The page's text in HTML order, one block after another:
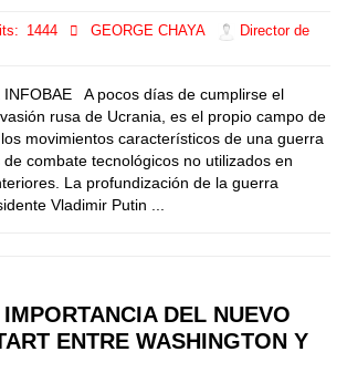
1444 GEORGE CHAYA
Director de
INFOBAE A pocos días de cumplirse el
rusa de Ucrania, es el propio campo de
movimientos característicos de una guerra
combate tecnológicos no utilizados en
La profundización de la guerra
Vladimir Putin ...
DEL NUEVO
ENTRE WASHINGTON Y